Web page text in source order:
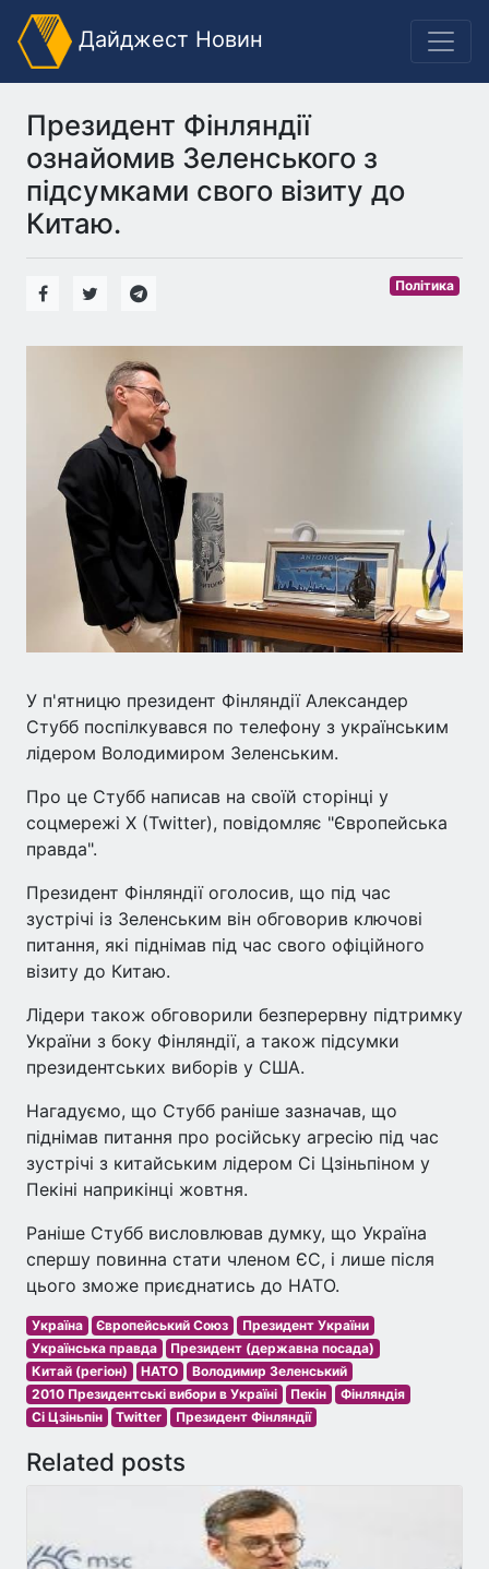
Дайджест Новин
Президент Фінляндії
ознайомив Зеленського з
підсумками свого візиту до
Китаю.
Політика
У п'ятницю президент Фінляндії Александер
Стубб поспілкувався по телефону з українським
лідером Володимиром Зеленським.
Про це Стубб написав на своїй сторінці у
соцмережі Х (Twitter), повідомляє "Європейська
правда".
Президент Фінляндії оголосив, що під час
зустрічі із Зеленським він обговорив ключові
питання, які піднімав під час свого офіційного
візиту до Китаю.
Лідери також обговорили безперервну підтримку
України з боку Фінляндії, а також підсумки
президентських виборів у США.
Нагадуємо, що Стубб раніше зазначав, що
піднімав питання про російську агресію під час
зустрічі з китайським лідером Сі Цзіньпіном у
Пекіні наприкінці жовтня.
Раніше Стубб висловлював думку, що Україна
спершу повинна стати членом ЄС, і лише після
цього зможе приєднатись до НАТО.
Україна Європейський Союз
Президент України
Українська правда
Президент (державна посада)
Китай (регіон)
НАТО
Володимир Зеленський
2010 Президентські вибори в Україні
Пекін
Фінляндія
Сі Цзіньпін
Twitter Президент Фінляндії
Related posts